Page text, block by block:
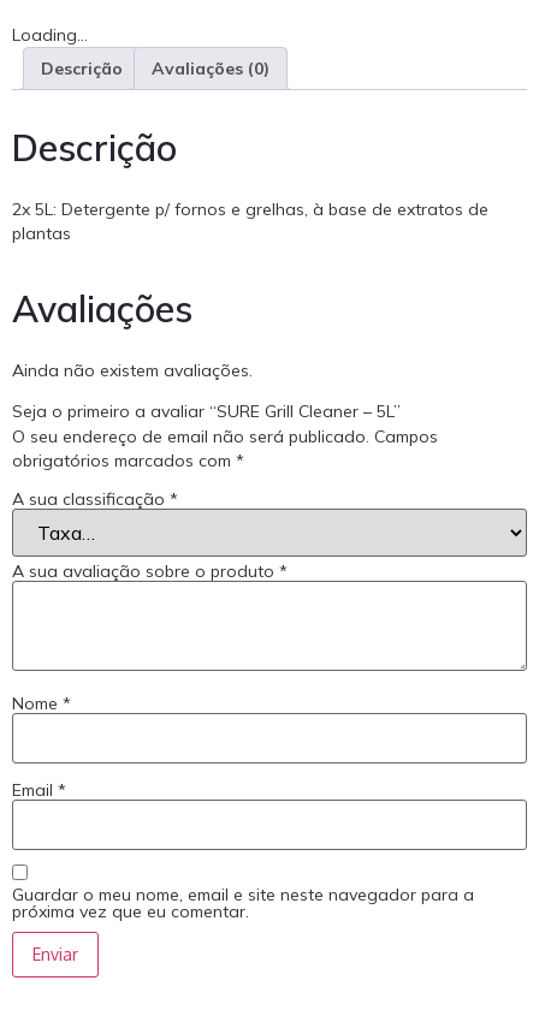
Loading...
Descrição
Avaliações (0)
Descrição
2x 5L: Detergente p/ fornos e grelhas, à base de extratos de
plantas
Avaliações
Ainda não existem avaliações.
Seja o primeiro a avaliar “SURE Grill Cleaner – 5L”
O seu endereço de email não será publicado. Campos
obrigatórios marcados com *
A sua classificação *
A sua avaliação sobre o produto *
Nome *
Email *
Guardar o meu nome, email e site neste navegador para a
próxima vez que eu comentar.